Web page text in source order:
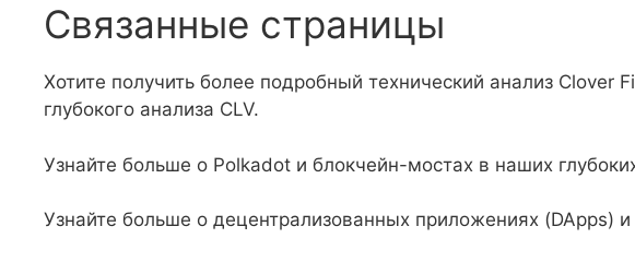
Связанные страницы
Хотите получить более подробный технический анализ Clover
глубокого анализа CLV.
Узнайте больше о Polkadot и блокчейн-мостах в наших
Узнайте больше о децентрализованных приложениях (DApps)